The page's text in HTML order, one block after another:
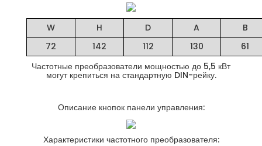
W H D A
B
72
142 112 130
61
Частотные преобразователи мощностью до 5,5 кВт
могут крепиться на стандартную DIN-рейку.
Описание кнопок панели управления:
Характеристики частотного преобразователя: